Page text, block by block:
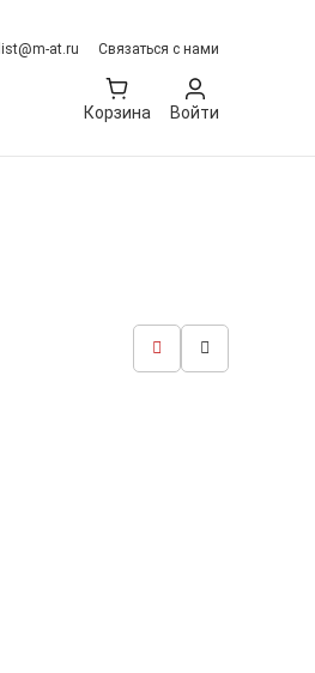
list@m-at.ru Связаться с нами
Корзина Войти